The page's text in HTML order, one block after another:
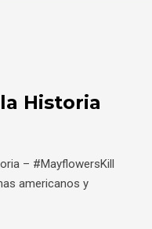
Historia
– #MayflowersKill
americanos y